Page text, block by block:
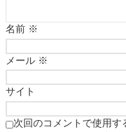
名前 ※
メール ※
サイト
次回のコメントで使用